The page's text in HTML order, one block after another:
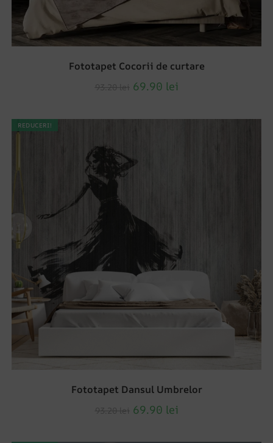
Fototapet Cocorii de curtare
69.90 lei
REDUCERI!
Fototapet Dansul Umbrelor
69.90 lei